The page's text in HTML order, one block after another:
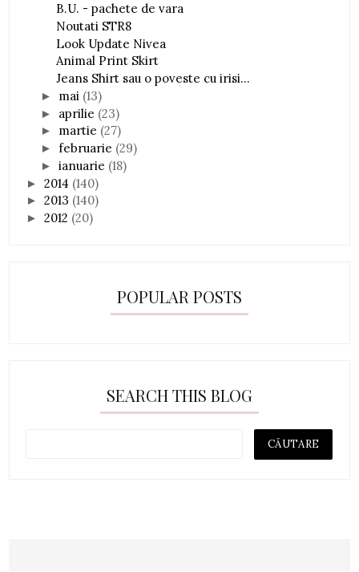
B.U. - pachete de vara
Noutati STR8
Look Update Nivea
Animal Print Skirt
Jeans Shirt sau o poveste cu irisi...
► mai (13)
► aprilie (23)
► martie (27)
►februarie (29)
►ianuarie (18)
►2014 (140)
►2013 (140)
►2012 (20)
POPULAR POSTS
SEARCH THIS BLOG